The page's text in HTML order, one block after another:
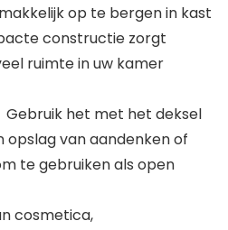
op te bergen in kast
constructie zorgt
ruimte in uw kamer
Gebruik het met het deksel
van aandenken of
te gebruiken als open
cosmetica,